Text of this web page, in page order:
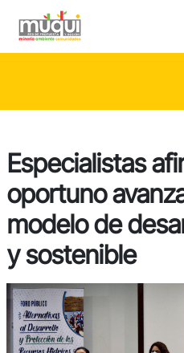
Especialistas
oportuno
modelo de
y sostenible